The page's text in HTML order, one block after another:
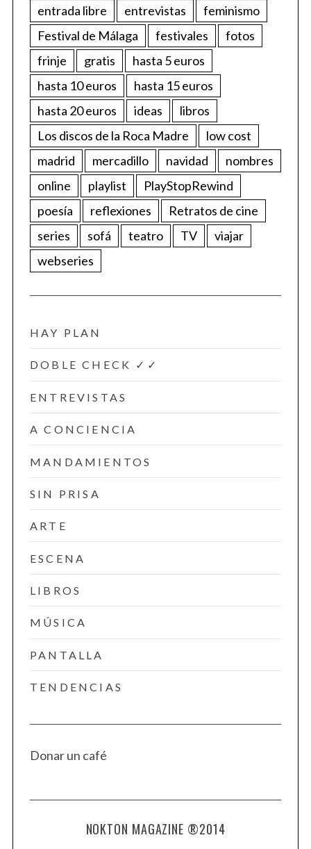
entrada libre
entrevistas
feminismo
Festival de Málaga
festivales
fotos
frinje
gratis
hasta 5 euros
hasta 10 euros
hasta 15 euros
hasta 20 euros
ideas
libros
Los discos de la Roca Madre
low cost
madrid
mercadillo navidad
nombres
online
playlist
PlayStopRewind
poesía
reflexiones
Retratos de cine
series
sofá teatro TV
viajar
webseries
HAY PLAN
DOBLE CHECK ✓✓
ENTREVISTAS
A CONCIENCIA
MANDAMIENTOS
SIN PRISA
ARTE
ESCENA
LIBROS
MÚSICA
PANTALLA
TENDENCIAS
Donar un café
NOKTON MAGAZINE ®2014